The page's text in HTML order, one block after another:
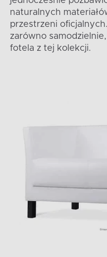
naturalnych
przestrzeni
zarówno
fotela z tej kolekcji.